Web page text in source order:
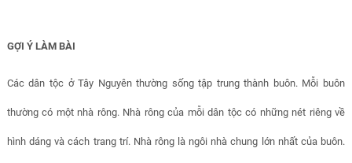
GỢI Ý LÀM BÀI
Các dân tộc ở Tây Nguyên thường sống tập trung thành buôn. Mỗi buôn
thường có một nhà rông. Nhà rông của mỗi dân tộc có những nét riêng về
hình dáng và cách trang trí. Nhà rông là ngôi nhà chung lớn nhất của buôn.